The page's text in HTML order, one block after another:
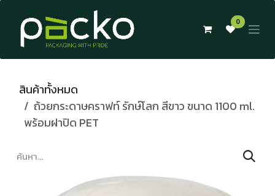
Skip to Content
0
สินค้าทั้งหมด
ถ้วยกระดาษคราฟท์ รักษ์โลก สีขาว ขนาด 1100 ml.
พร้อมฝาปิด PET